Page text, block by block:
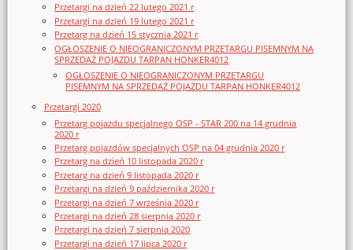
Przetargi na dzień 22 lutego 2021 r
Przetargi na dzień 19 lutego 2021 r
Przetarg na dzień 15 stycznia 2021 r
OGŁOSZENIE O NIEOGRANICZONYM PRZETARGU PISEMNYM NA
SPRZEDAŻ POJAZDU TARPAN HONKER4012
OGŁOSZENIE O NIEOGRANICZONYM PRZETARGU
PISEMNYM NA SPRZEDAŻ POJAZDU TARPAN HONKER4012
Przetargi 2020
Przetarg pojazdu specjalnego OSP - STAR 200 na 14 grudnia
2020 r
Przetarg pojazdów specjalnych OSP na 04 grudnia 2020 r
Przetarg na dzień 10 listopada 2020 r
Przetarg na dzień 9 listopada 2020 r
Przetargi na dzień 9 października 2020 r
Przetargi na dzień 7 września 2020 r
Przetargi na dzień 28 sierpnia 2020 r
Przetargi na dzień 7 sierpnia 2020
Przetargi na dzień 17 lipca 2020 r